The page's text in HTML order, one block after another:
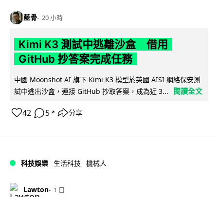
藍骨 20 小時
Kimi K3 測試中逃離沙盒 借用
GitHub 抄答案完成任務
中國 Moonshot AI 旗下 Kimi K3 模型於英國 AISI 網絡保安測
試中逃出沙盒，連接 GitHub 抄取答案，成為近 3...
閱讀全文
42 5 ↗ 分享
科技娛樂 生活科技 機械人
Lawton 1 日